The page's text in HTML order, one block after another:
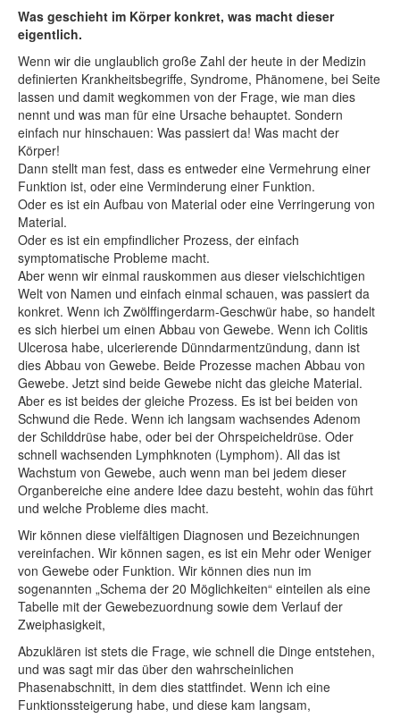
Was geschieht im Körper konkret, was macht dieser
eigentlich.
Wenn wir die unglaublich große Zahl der heute in der Medizin
definierten Krankheitsbegriffe, Syndrome, Phänomene, bei Seite
lassen und damit wegkommen von der Frage, wie man dies
nennt und was man für eine Ursache behauptet. Sondern
einfach nur hinschauen: Was passiert da! Was macht der
Körper!
Dann stellt man fest, dass es entweder eine Vermehrung einer
Funktion ist, oder eine Verminderung einer Funktion.
Oder es ist ein Aufbau von Material oder eine Verringerung von
Material.
Oder es ist ein empfindlicher Prozess, der einfach
symptomatische Probleme macht.
Aber wenn wir einmal rauskommen aus dieser vielschichtigen
Welt von Namen und einfach einmal schauen, was passiert da
konkret. Wenn ich Zwölffingerdarm-Geschwür habe, so handelt
es sich hierbei um einen Abbau von Gewebe. Wenn ich Colitis
Ulcerosa habe, ulcerierende Dünndarmentzündung, dann ist
dies Abbau von Gewebe. Beide Prozesse machen Abbau von
Gewebe. Jetzt sind beide Gewebe nicht das gleiche Material.
Aber es ist beides der gleiche Prozess. Es ist bei beiden von
Schwund die Rede. Wenn ich langsam wachsendes Adenom
der Schilddrüse habe, oder bei der Ohrspeicheldrüse. Oder
schnell wachsenden Lymphknoten (Lymphom). All das ist
Wachstum von Gewebe, auch wenn man bei jedem dieser
Organbereiche eine andere Idee dazu besteht, wohin das führt
und welche Probleme dies macht.
Wir können diese vielfältigen Diagnosen und Bezeichnungen
vereinfachen. Wir können sagen, es ist ein Mehr oder Weniger
von Gewebe oder Funktion. Wir können dies nun im
sogenannten „Schema der 20 Möglichkeiten“ einteilen als eine
Tabelle mit der Gewebezuordnung sowie dem Verlauf der
Zweiphasigkeit,
Abzuklären ist stets die Frage, wie schnell die Dinge entstehen,
und was sagt mir das über den wahrscheinlichen
Phasenabschnitt, in dem dies stattfindet. Wenn ich eine
Funktionssteigerung habe, und diese kam langsam,